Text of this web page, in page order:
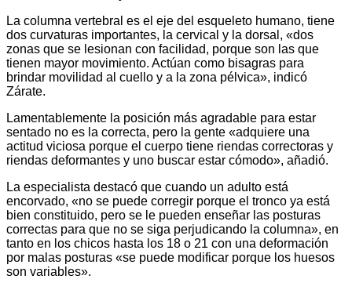
La columna vertebral es el eje del esqueleto humano, tiene
dos curvaturas importantes, la cervical y la dorsal, «dos
zonas que se lesionan con facilidad, porque son las que
tienen mayor movimiento. Actúan como bisagras para
brindar movilidad al cuello y a la zona pélvica», indicó
Zárate.
Lamentablemente la posición más agradable para estar
sentado no es la correcta, pero la gente «adquiere una
actitud viciosa porque el cuerpo tiene riendas correctoras y
riendas deformantes y uno buscar estar cómodo», añadió.
La especialista destacó que cuando un adulto está
encorvado, «no se puede corregir porque el tronco ya está
bien constituido, pero se le pueden enseñar las posturas
correctas para que no se siga perjudicando la columna», en
tanto en los chicos hasta los 18 o 21 con una deformación
por malas posturas «se puede modificar porque los huesos
son variables».